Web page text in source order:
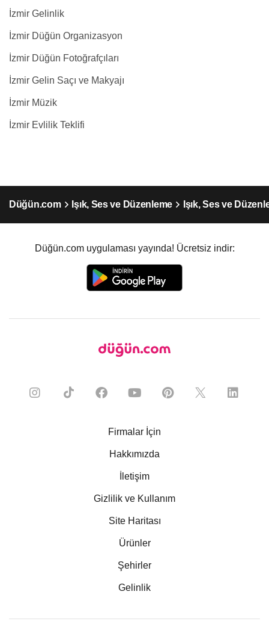
İzmir Gelinlik
İzmir Düğün Organizasyon
İzmir Düğün Fotoğrafçıları
İzmir Gelin Saçı ve Makyajı
İzmir Müzik
İzmir Evlilik Teklifi
Düğün.com Işık, Ses ve Düzenleme Işık, Ses ve
Düğün.com uygulaması yayında! Ücretsiz indir:
Firmalar İçin
Hakkımızda
İletişim
Gizlilik ve Kullanım
Site Haritası
Ürünler
Şehirler
Gelinlik